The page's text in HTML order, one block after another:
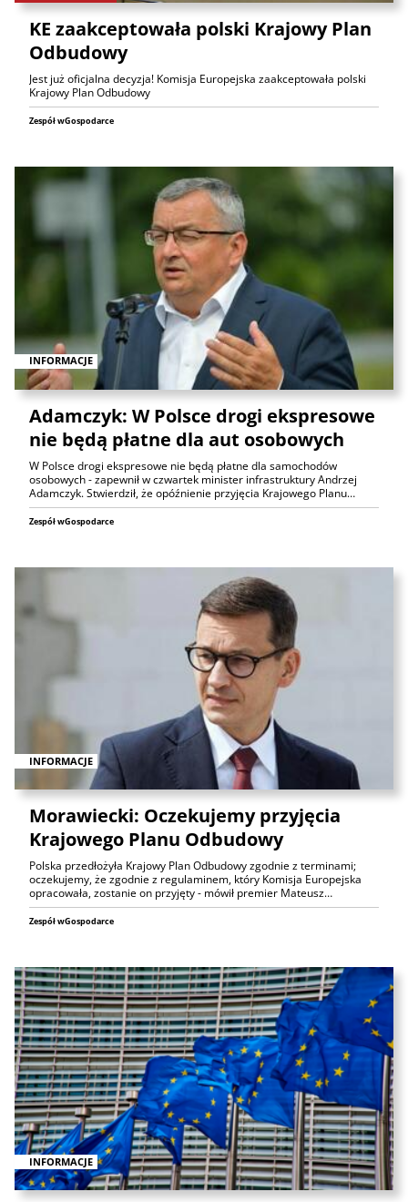
KE zaakceptowała polski Krajowy Plan
Odbudowy
Jest już oficjalna decyzja! Komisja Europejska zaakceptowała polski
Krajowy Plan Odbudowy
Zespół wGospodarce
INFORMACJE
Adamczyk: W Polsce drogi ekspresowe
nie będą płatne dla aut osobowych
W Polsce drogi ekspresowe nie będą płatne dla samochodów
osobowych - zapewnił w czwartek minister infrastruktury Andrzej
Adamczyk. Stwierdził, że opóźnienie przyjęcia Krajowego Planu…
Zespół wGospodarce
INFORMACJE
Morawiecki: Oczekujemy przyjęcia
Krajowego Planu Odbudowy
Polska przedłożyła Krajowy Plan Odbudowy zgodnie z terminami;
oczekujemy, że zgodnie z regulaminem, który Komisja Europejska
opracowała, zostanie on przyjęty - mówił premier Mateusz…
Zespół wGospodarce
INFORMACJE